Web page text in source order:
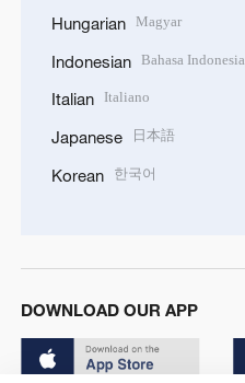
Hungarian Magyar
Indonesian Bahasa Indonesia
Italian Italiano
Japanese 日本語
Korean 한국어
DOWNLOAD OUR APP